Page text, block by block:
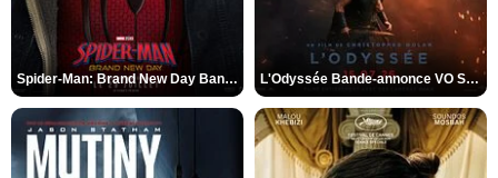
Spider-Man: Brand New Day Bande-annonce VO STFR L'Odyssée Bande-annonce VO STFR